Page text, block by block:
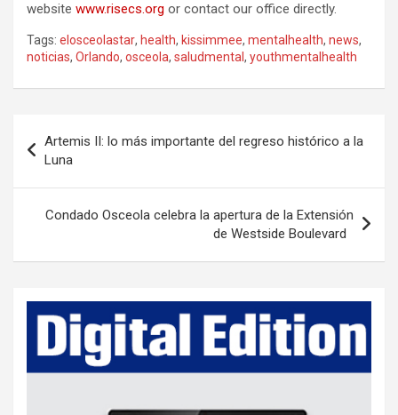
website www.risecs.org or contact our office directly.
Tags: elosceolastar, health, kissimmee, mentalhealth, news,
noticias, Orlando, osceola, saludmental, youthmentalhealth
s
a
Artemis II: lo más importante del regreso histórico a la
Luna
Condado Osceola celebra la apertura de la Extensión
de Westside Boulevard